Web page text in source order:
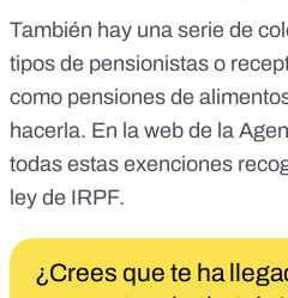
También hay una serie de
tipos de pensionistas o
como pensiones de
hacerla. En la web de la
todas estas exenciones
ley de IRPF.
¿Crees que te ha